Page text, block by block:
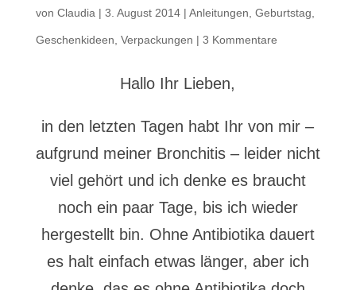
von Claudia | 3. August 2014| Anleitungen Geburtstag
Geschenkideen Verpackungen | 3 Kommentare
Hallo Ihr Lieben,
in den letzten Tagen habt Ihr von mir –
aufgrund meiner Bronchitis – leider nicht
viel gehört und ich denke es braucht
noch ein paar Tage, bis ich wieder
hergestellt bin. Ohne Antibiotika dauert
es halt einfach etwas länger, aber ich